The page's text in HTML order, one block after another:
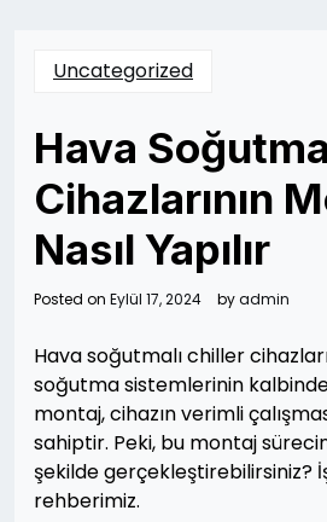
Uncategorized
Hava
Cihazlarının
Nasıl Yapılır
Posted on Eylül 17, 2024 byadmin
Hava soğutmalı chiller
soğutma sistemlerinin
montaj, cihazın verimli
sahiptir. Peki, bu montaj
şekilde gerçekleştirebilirsiniz?
rehberimiz.